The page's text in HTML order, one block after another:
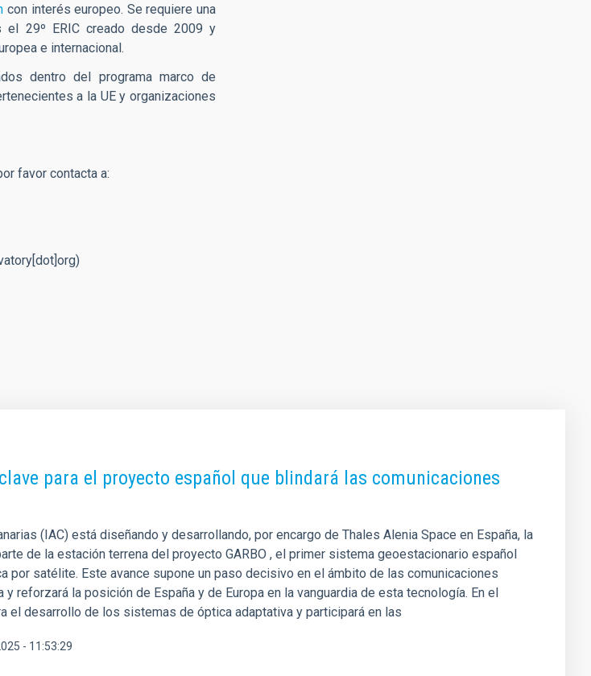
con interés europeo. Se requiere una
el 29º ERIC creado desde 2009 y
e internacional.
dentro del programa marco de
a la UE y organizaciones
favor contacta a:
)
para el proyecto español que blindará las comunicaciones
(IAC) está diseñando y desarrollando, por encargo de Thales Alenia Space en España, la
de la estación terrena del proyecto GARBO , el primer sistema geoestacionario español
por satélite. Este avance supone un paso decisivo en el ámbito de las comunicaciones
y reforzará la posición de España y de Europa en la vanguardia de esta tecnología. En el
el desarrollo de los sistemas de óptica adaptativa y participará en las
- 11:53:29